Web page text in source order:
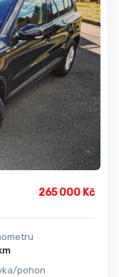
265 000 Kč
000 km
pohon